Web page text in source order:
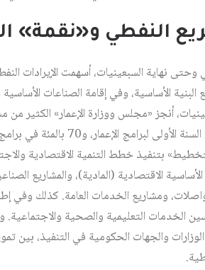
النفطي و«نقمة»
نهاية السبعينيات، أسهمت الإيرادات
الأساسية، وفي إقامة الصناعات
أنجز «مجلس ووزارة الإعمار» الكثير من
راوحت نسبته بين 100
الاقتصادية (المادية)، والمشاريع
الخدمات التعليمية والصحية
والجهات الحكومية في التنفيذ، بين